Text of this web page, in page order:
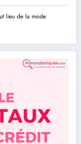
lieu de la mode